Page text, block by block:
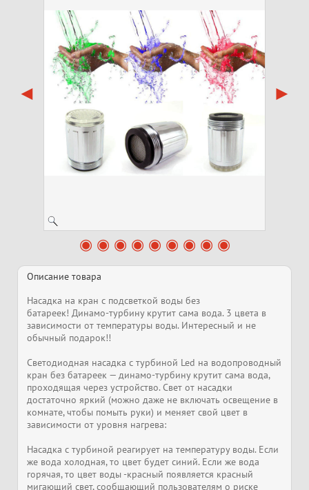
Описание товара
Насадка на кран с подсветкой воды без
батареек! Динамо-турбину крутит сама вода. 3 цвета в
зависимости от температуры воды. Интересный и не
обычный подарок!!
Светодиодная насадка с турбиной Led на водопроводный
кран без батареек — динамо-турбину крутит сама вода,
проходящая через устройство. Свет от насадки
достаточно яркий (можно даже не включать освещение в
комнате, чтобы помыть руки) и меняет свой цвет в
зависимости от уровня нагрева:
Насадка с турбиной реагирует на температуру воды. Если
же вода холодная, то цвет будет синий. Если же вода
горячая, то цвет воды -красный появляется красный
мигающий свет, сообщающий пользователям о риске